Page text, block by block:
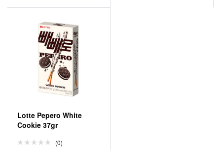
Lotte Pepero White
Cookie 37gr
(0)